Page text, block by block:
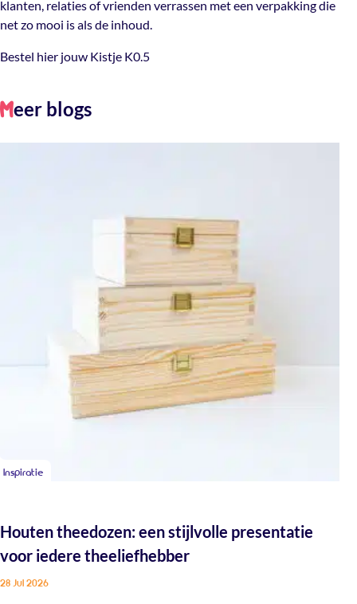
klanten, relaties of vrienden verrassen met een verpakking die
net zo mooi is als de inhoud.
Bestel hier jouw Kistje K0.5
Meer blogs
Inspiratie
Houten theedozen: een stijlvolle presentatie
voor iedere theeliefhebber
28 Jul 2026